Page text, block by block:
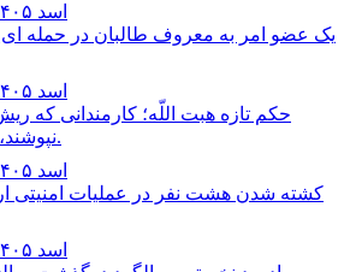
۱۸ اسد ۱۴۰۵، ۱۴:۰۴
يک عضو امر به معروف طالبان در حمله اى
۱۸ اسد ۱۴۰۵، ۱۳:۴۷
حكم تازه هبت اللّه؛ كارمندانى كه
نپوشند، منفک مى شوند.
۱۸ اسد ۱۴۰۵، ۱۲:۱۵
كشته شدن هشت نفر در عمليات امنيتى
۱۸ اسد ۱۴۰۵، ۱۱:۱۶